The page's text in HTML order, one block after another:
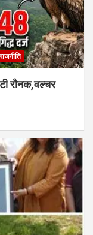
राजनीति
रौनक,वल्चर